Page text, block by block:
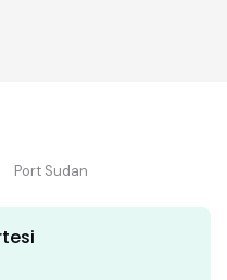
Port Sudan